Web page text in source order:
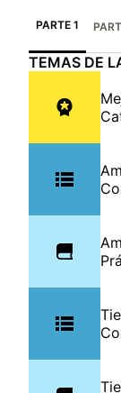
PARTE 1
TEMAS DE